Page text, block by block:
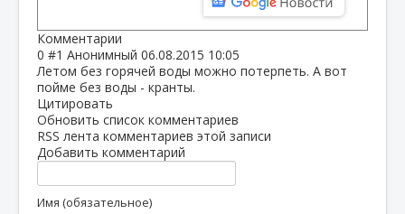
Комментарии
0 #1 Анонимный 06.08.2015 10:05
Летом без горячей воды можно потерпеть. А вот
пойме без воды - кранты.
Цитировать
Обновить список комментариев
RSS лента комментариев этой записи
Добавить комментарий
Имя (обязательное)